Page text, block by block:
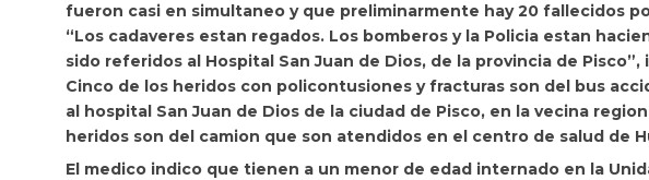
fueron casi en simultaneo y que preliminarmente hay 20 fallecidos
“Los cadaveres estan regados. Los bomberos y la Policia estan
sido referidos al Hospital San Juan de Dios, de la provincia de
Cinco de los heridos con policontusiones y fracturas son del bus
al hospital San Juan de Dios de la ciudad de Pisco, en la vecina
heridos son del camion que son atendidos en el centro de salud de
El medico indico que tienen a un menor de edad internado en la